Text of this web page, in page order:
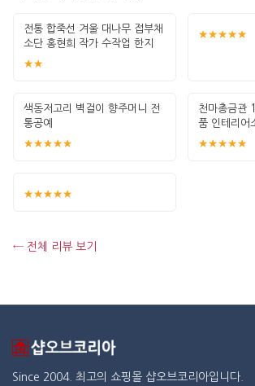
전통 합죽선 겨울 대나무 접부채
소단 홍현희 작가 수작업 한지
그림 고급
★★
★★★★★
색동저고리 벽걸이 향주머니 전
통공예
★★★★★
천마총금관
품 인테리어
★★★★★
★★★★★
← 전체 리뷰 보기
Since 2004. 최고의 쇼핑몰 샵오브코리아입니다.